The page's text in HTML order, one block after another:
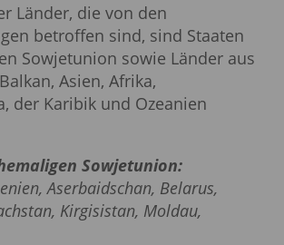
Länder, die von den
betroffen sind, sind Staaten
Sowjetunion sowie Länder aus
Asien, Afrika,
der Karibik und Ozeanien
Sowjetunion:
Aserbaidschan, Belarus,
Kirgisistan, Moldau,